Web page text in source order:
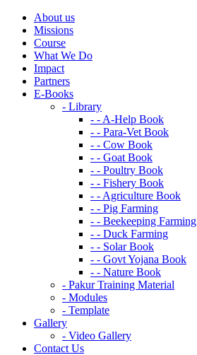
About us
Missions
Course
What We Do
Impact
Partners
E-Books
- Library
- - A-Help Book
- - Para-Vet Book
- - Cow Book
- - Goat Book
- - Poultry Book
- - Fishery Book
- - Agriculture Book
- - Pig Farming
- - Beekeeping Farming
- - Duck Farming
- - Solar Book
- - Govt Yojana Book
- - Nature Book
- Pakur Training Material
- Modules
- Template
Gallery
- Video Gallery
Contact Us